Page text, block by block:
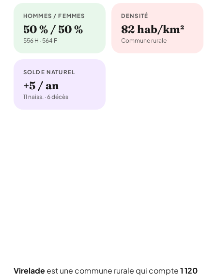
HOMMES / FEMMES
50 % / 50 %
556 H · 564 F
DENSITÉ
82 hab/km²
Commune rurale
SOLDE NATUREL
+5 / an
11 naiss. · 6 décès
Vireladeest une commune rurale qui compte1 120